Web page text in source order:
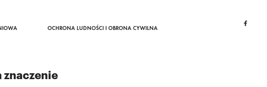
OCHRONA LUDNOŚCI I OBRONA CYWILNA
znaczenie